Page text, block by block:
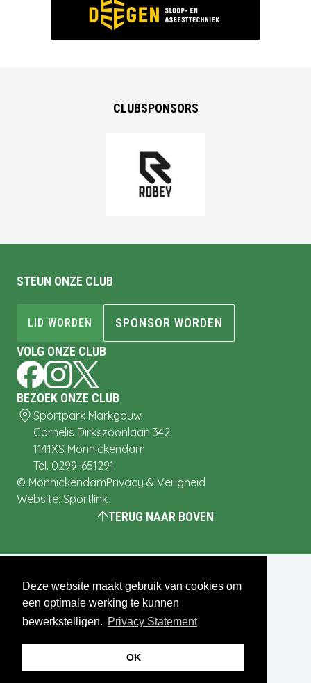
Deze website maakt gebruik van cookies om
een optimale werking te kunnen
bewerkstelligen. Privacy Statement
OK
CLUBSPONSORS
STEUN ONZE CLUB
LID WORDEN
SPONSOR WORDEN
VOLG ONZE CLUB
BEZOEK ONZE CLUB
Sportpark Markgouw
Cornelis Dirkszoonlaan 342
1141XS Monnickendam
Tel. 0299-651291
© MonnickendamPrivacy & Veiligheid
Website: Sportlink
TERUG NAAR BOVEN